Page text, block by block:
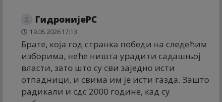
ГидронијеРС
19.05.2026 17:13
Брате, која год странка победи на следећим
изборима, неће ништа урадити садашњој
власти, зато што су сви заједно исти
отпадници, и свима им је исти газда. Зашто
радикали и сдс 2000 године, кад су